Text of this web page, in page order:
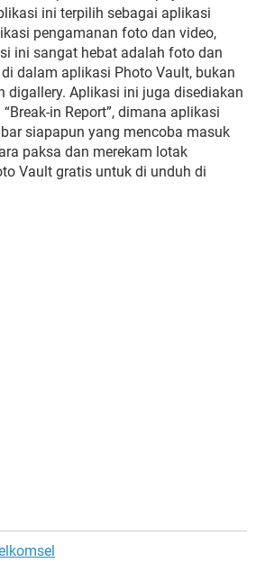
ini terpilih sebagai aplikasi
pengamanan foto dan video,
ini sangat hebat adalah foto dan
dalam aplikasi Photo Vault, bukan
digallery. Aplikasi ini juga disediakan
in Report”, dimana aplikasi
siapapun yang mencoba masuk
paksa dan merekam lotak
Vault gratis untuk di unduh di